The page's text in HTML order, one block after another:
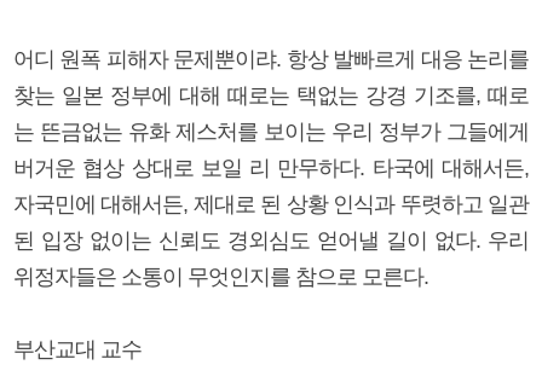
어디 원폭 피해자 문제뿐이랴. 항상 발빠르게 대응 논리를
찾는 일본 정부에 대해 때로는 택없는 강경 기조를, 때로
는 뜬금없는 유화 제스처를 보이는 우리 정부가 그들에게
버거운 협상 상대로 보일 리 만무하다. 타국에 대해서든,
자국민에 대해서든, 제대로 된 상황 인식과 뚜렷하고 일관
된 입장 없이는 신뢰도 경외심도 얻어낼 길이 없다. 우리
위정자들은 소통이 무엇인지를 참으로 모른다.
부산교대 교수